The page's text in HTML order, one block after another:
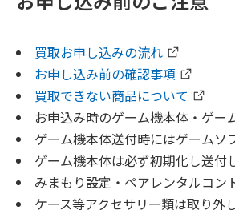
買取お申し込みの流れ
お申し込み前の確認事項
買取できない商品について
お申込み時のゲーム機本体・ゲ
ゲーム機本体送付時にはゲーム
ゲーム機本体は必ず初期化し送付
みまもり設定・ペアレンタルコン
ケース等アクセサリー類は取り外